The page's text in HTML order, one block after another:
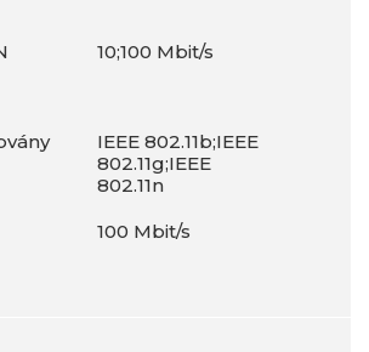
10;100 Mbit/s
IEEE 802.11b;IEEE
802.11g;IEEE
802.11n
100 Mbit/s